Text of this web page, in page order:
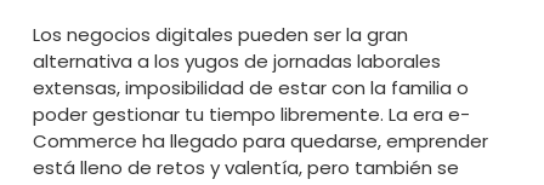
Los negocios digitales pueden ser la gran
alternativa a los yugos de jornadas laborales
extensas, imposibilidad de estar con la familia o
poder gestionar tu tiempo libremente. La era e-
Commerce ha llegado para quedarse, emprender
está lleno de retos y valentía, pero también se